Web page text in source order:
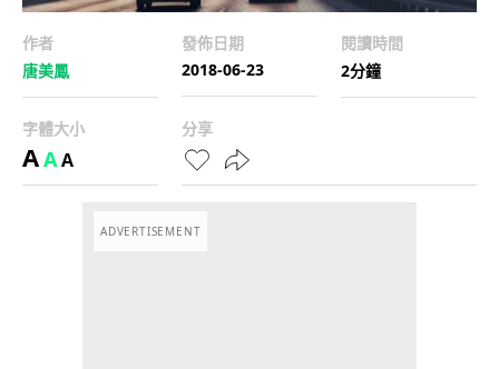
作者
唐美鳳
發佈日期
2018-06-23
閱讀時間
2分鐘
字體大小
AAA
分享
ADVERTISEMENT